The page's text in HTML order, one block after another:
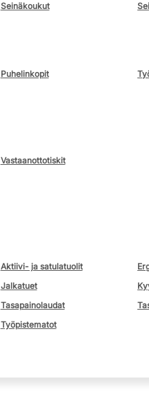
Seinäkoukut
Puhelinkopit
Vastaanottotiskit
Aktiivi- ja satulatuolit
Jalkatuet
Tasapainolaudat
Työpistematot